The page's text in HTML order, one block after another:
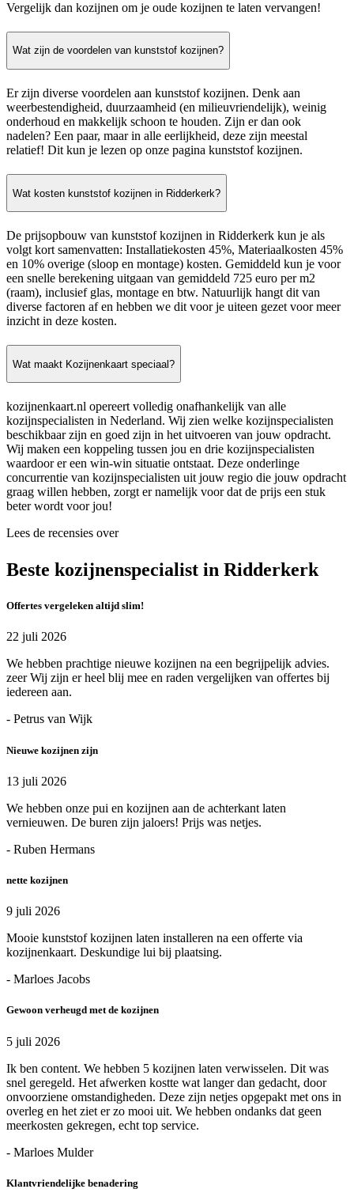
Vergelijk dan kozijnen om je oude kozijnen te laten vervangen!
Wat zijn de voordelen van kunststof kozijnen?
Er zijn diverse voordelen aan kunststof kozijnen. Denk aan
weerbestendigheid, duurzaamheid (en milieuvriendelijk), weinig
onderhoud en makkelijk schoon te houden. Zijn er dan ook
nadelen? Een paar, maar in alle eerlijkheid, deze zijn meestal
relatief! Dit kun je lezen op onze pagina kunststof kozijnen.
Wat kosten kunststof kozijnen in Ridderkerk?
De prijsopbouw van kunststof kozijnen in Ridderkerk kun je als
volgt kort samenvatten: Installatiekosten 45%, Materiaalkosten 45%
en 10% overige (sloop en montage) kosten. Gemiddeld kun je voor
een snelle berekening uitgaan van gemiddeld 725 euro per m2
(raam), inclusief glas, montage en btw. Natuurlijk hangt dit van
diverse factoren af en hebben we dit voor je uiteen gezet voor meer
inzicht in deze kosten.
Wat maakt Kozijnenkaart speciaal?
kozijnenkaart.nl opereert volledig onafhankelijk van alle
kozijnspecialisten in Nederland. Wij zien welke kozijnspecialisten
beschikbaar zijn en goed zijn in het uitvoeren van jouw opdracht.
Wij maken een koppeling tussen jou en drie kozijnspecialisten
waardoor er een win-win situatie ontstaat. Deze onderlinge
concurrentie van kozijnspecialisten uit jouw regio die jouw opdracht
graag willen hebben, zorgt er namelijk voor dat de prijs een stuk
beter wordt voor jou!
Lees de recensies over
Beste kozijnenspecialist in Ridderkerk
Offertes vergeleken altijd slim!
22 juli 2026
We hebben prachtige nieuwe kozijnen na een begrijpelijk advies.
zeer Wij zijn er heel blij mee en raden vergelijken van offertes bij
iedereen aan.
- Petrus van Wijk
Nieuwe kozijnen zijn
13 juli 2026
We hebben onze pui en kozijnen aan de achterkant laten
vernieuwen. De buren zijn jaloers! Prijs was netjes.
- Ruben Hermans
nette kozijnen
9 juli 2026
Mooie kunststof kozijnen laten installeren na een offerte via
kozijnenkaart. Deskundige lui bij plaatsing.
- Marloes Jacobs
Gewoon verheugd met de kozijnen
5 juli 2026
Ik ben content. We hebben 5 kozijnen laten verwisselen. Dit was
snel geregeld. Het afwerken kostte wat langer dan gedacht, door
onvoorziene omstandigheden. Deze zijn netjes opgepakt met ons in
overleg en het ziet er zo mooi uit. We hebben ondanks dat geen
meerkosten gekregen, echt top service.
- Marloes Mulder
Klantvriendelijke benadering